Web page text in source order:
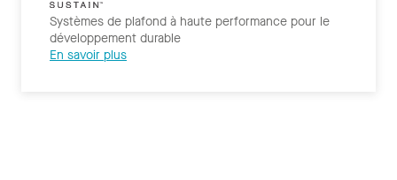
Systèmes de plafond à haute performance pour le
développement durable
En savoir plus